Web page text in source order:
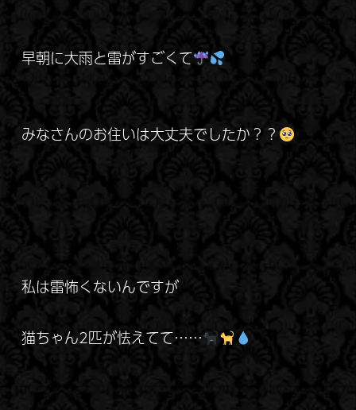
早朝に大雨と雷がすごくて
みなさんのお住いは大丈夫でしたか？？
私は雷怖くないんですが
猫ちゃん2匹が怯えてて……